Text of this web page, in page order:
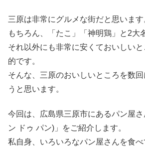
三原は非常にグルメな街だと思います
もちろん、「たこ」「神明鶏」と2大
それ以外にも非常に安くておいしい
的です。
そんな、三原のおいしいところを数
うと思います。
今回は、広島県三原市にあるパン屋
ン ドゥ パン)」をご紹介します。
私自身、いろいろなパン屋さんを食べ